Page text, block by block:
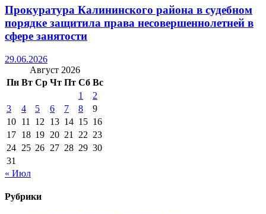
Прокуратура Калининского района в судебном
порядке защитила права несовершеннолетней в
сфере занятости
29.06.2026
Август 2026
Пн Вт Ср Чт Пт Сб Вс
1
2
3
4 5 6 7 8
9
10 11 12 13 14 15 16
17 18 19 20 21 22 23
24 25 26 27 28 29 30
31
« Июл
Рубрики